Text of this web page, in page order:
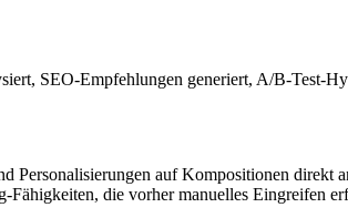
SEO-Empfehlungen generiert, A/B-Test-
Personalisierungen auf Kompositionen direkt
die vorher manuelles Eingreifen